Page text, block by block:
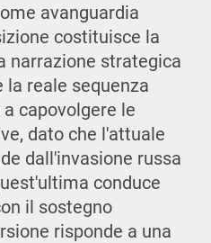
avanguardia
costituisce la
narrazione strategica
la reale sequenza
capovolgere le
dato che l'attuale
dall'invasione russa
conduce
il sostegno
risponde a una